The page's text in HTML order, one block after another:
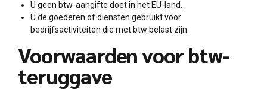
U geen btw-aangifte doet in het EU-land.
U de goederen of diensten gebruikt voor
bedrijfsactiviteiten die met btw belast zijn.
Voorwaarden voor btw-
teruggave